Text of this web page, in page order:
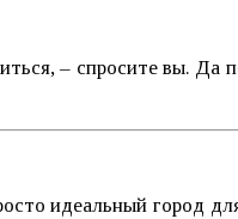
– спросите вы.
идеальный город